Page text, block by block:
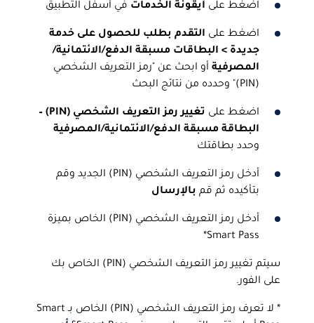
اضغط على أيقونة الخدمات في أسفل التطبيق
اضغط على التقدم بطلب للحصول على خدمة
جديدة > البطاقات مسبقة الدفع/الائتمانية/
المصرفية أو ابحث عن "رمز التعريف الشخصي
(PIN)" وحدده من نتائج البحث
اضغط على تغيير رمز التعريف الشخصي (PIN
)
–
البطاقة مسبقة الدفع/الائتمانية/المصرفية
وحدد بطاقتك
أدخل رمز التعريف الشخصي (PIN) الجديد وقم
بتأكيده ثم قم بالإرسال
أدخل رمز التعريف الشخصي (PIN) الخاص بميزة
Smart Pass*
سيتم تغيير رمز التعريف الشخصي (PIN) الخاص بك
على الفور.
* لا تعرف رمز التعريف الشخصي (PIN) الخاص بـ Smart